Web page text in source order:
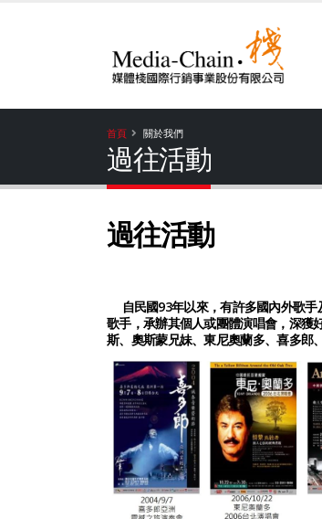
首頁 關於我們
過往活動
過往活動
自民國93年以來，有許多國內外歌
歌手，承辦其個人或團體演唱會，深獲
斯、奧斯蒙兄妹、東尼奧蘭多、喜多郎